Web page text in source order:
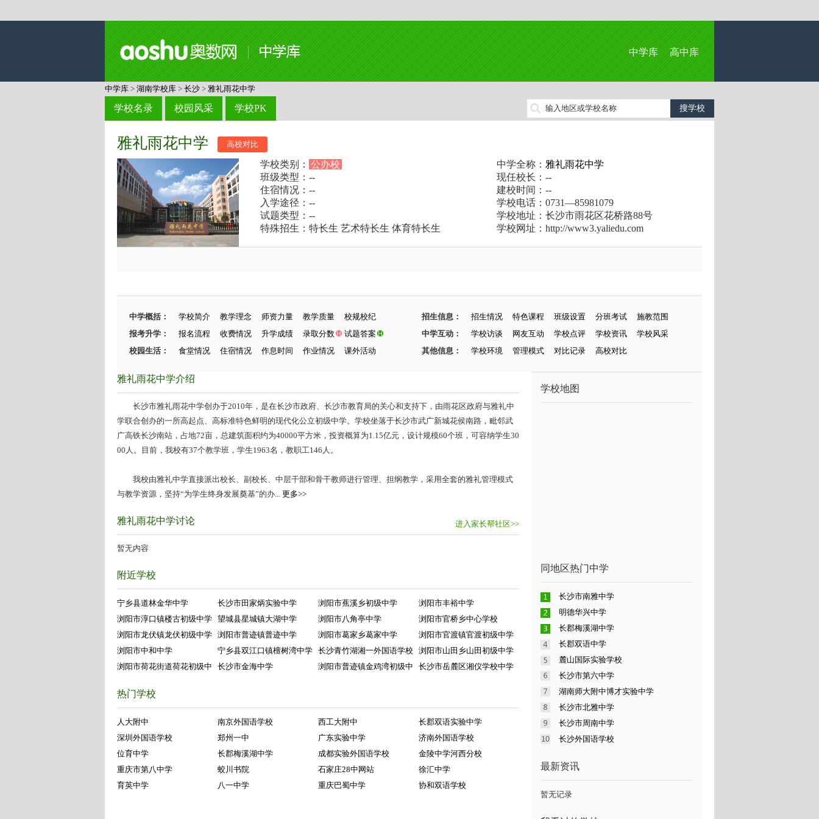
中学库 高中库
中学库 > 湖南学校库 > 长沙 > 雅礼雨花中学
学校名录 校园风采 学校PK
雅礼雨花中学 高校对比
学校类别： 公办校 中学全称： 雅礼雨花中学
班级类型：--
现任校长：--
住宿情况：--
建校时间：--
入学途径：--
学校电话：0731—85981079
试题类型：--
学校地址：长沙市雨花区花桥路88号
特殊招生：特长生 艺术特长生 体育特长生
学校网址：http://www3.yaliedu.com
中学概括： 学校简介 教学理念 师资力量 教学质量 校规校纪 招生信息： 招生情况 特色课程 班级设置 分班考试
施教范围
报考升学：
报名流程 收费情况 升学成绩 录取分数 试题答案 中学互动： 学校访谈 网友互动 学校点评 学校资讯
学校风采
校园生活：
食堂情况 住宿情况 作息时间 作业情况 课外活动 其他信息： 学校环境 管理模式 对比记录 高校对比
雅礼雨花中学介绍
长沙市雅礼雨花中学创办于2010年，是在长沙市政府、长沙市教育局的关心和支持下，由雨花区政府与雅礼中
学联合创办的一所高起点、高标准特色鲜明的现代化公立初级中学。学校坐落于长沙市武广新城花侯南路，毗邻武
广高铁长沙南站，占地72亩，总建筑面积约为40000平方米，投资概算为1.15亿元，设计规模60个班，可容纳学生30
00人。目前，我校有37个教学班，学生1963名，教职工146人。
我校由雅礼中学直接派出校长、副校长、中层干部和骨干教师进行管理、担纲教学，采用全套的雅礼管理模式
与教学资源，坚持“为学生终身发展奠基”的办... 更多>>
进入家长帮社区>>
雅礼雨花中学讨论
暂无内容
附近学校
宁乡县道林金华中学 长沙市田家炳实验中学 浏阳市蕉溪乡初级中学
浏阳市丰裕中学
浏阳市淳口镇楼古初级中学 望城县星城镇大湖中学 浏阳市八角亭中学
浏阳市官桥乡中心学校
浏阳市龙伏镇龙伏初级中学 浏阳市普迹镇普迹中学 浏阳市葛家乡葛家中学
浏阳市官渡镇官渡初级中学
浏阳市中和中学
宁乡县双江口镇檀树湾中学 长沙青竹湖湘一外国语学校
浏阳市山田乡山田初级中学
浏阳市荷花街道荷花初级中
长沙市金海中学 浏阳市普迹镇金鸡湾初级中 长沙市岳麓区湘仪学校中学
热门学校
人大附中 南京外国语学校 西工大附中
长郡双语实验中学
深圳外国语学校
郑州一中 广东实验中学
济南外国语学校
位育中学
长郡梅溪湖中学 成都实验外国语学校
金陵中学河西分校
重庆市第八中学
蛟川书院 石家庄28中网站
徐汇中学
育英中学
八一中学 重庆巴蜀中学 协和双语学校
学校地图
同地区热门中学
长沙市南雅中学
明德华兴中学
长郡梅溪湖中学
长郡双语中学
麓山国际实验学校
长沙市第六中学
湖南师大附中博才实验中学
长沙市北雅中学
长沙市周南中学
长沙外国语学校
最新资讯
暂无记录